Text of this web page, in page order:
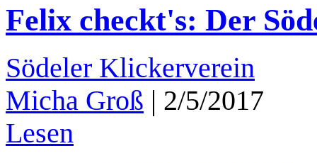
Felix checkt's: Der
Södeler Klickerverein
Micha Groß | 2/5/2017
Lesen